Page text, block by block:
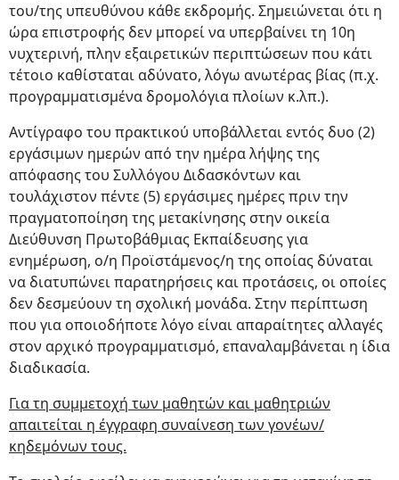
του/της υπευθύνου κάθε εκδρομής. Σημειώνεται ότι η
ώρα επιστροφής δεν μπορεί να υπερβαίνει τη 10η
νυχτερινή, πλην εξαιρετικών περιπτώσεων που κάτι
τέτοιο καθίσταται αδύνατο, λόγω ανωτέρας βίας (π.χ.
προγραμματισμένα δρομολόγια πλοίων κ.λπ.).
Αντίγραφο του πρακτικού υποβάλλεται εντός δυο (2)
εργάσιμων ημερών από την ημέρα λήψης της
απόφασης του Συλλόγου Διδασκόντων και
τουλάχιστον πέντε (5) εργάσιμες ημέρες πριν την
πραγματοποίηση της μετακίνησης στην οικεία
Διεύθυνση Πρωτοβάθμιας Εκπαίδευσης για
ενημέρωση, ο/η Προϊστάμενος/η της οποίας δύναται
να διατυπώνει παρατηρήσεις και προτάσεις, οι οποίες
δεν δεσμεύουν τη σχολική μονάδα. Στην περίπτωση
που για οποιοδήποτε λόγο είναι απαραίτητες αλλαγές
στον αρχικό προγραμματισμό, επαναλαμβάνεται η ίδια
διαδικασία.
Για τη συμμετοχή των μαθητών και μαθητριών
απαιτείται η έγγραφη συναίνεση των γονέων/
κηδεμόνων τους.